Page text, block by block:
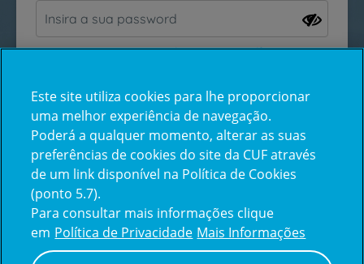
Esqueceu-se da sua password?
Inicie sessão com a Apple
Centro de Apoio ao Cliente | Política de Privacidade e Cookies
Este site utiliza cookies para lhe proporcionar
uma melhor experiência de navegação.
Poderá a qualquer momento, alterar as suas
preferências de cookies do site da CUF através
de um link disponível na Política de Cookies
(ponto 5.7).
Para consultar mais informações clique
em Política de Privacidade Mais Informações